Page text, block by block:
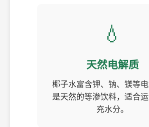
💧
天然电解质
椰子水富含钾、钠、镁等电
是天然的等渗饮料，适合
充水分。